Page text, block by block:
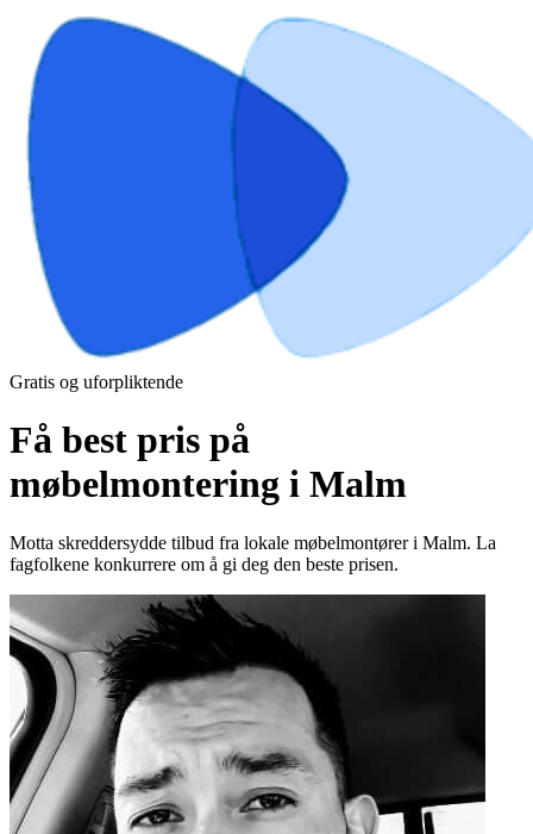
Gratis og uforpliktende
Få best pris på
møbelmontering i Malm
Motta skreddersydde tilbud fra lokale møbelmontører i Malm. La
fagfolkene konkurrere om å gi deg den beste prisen.